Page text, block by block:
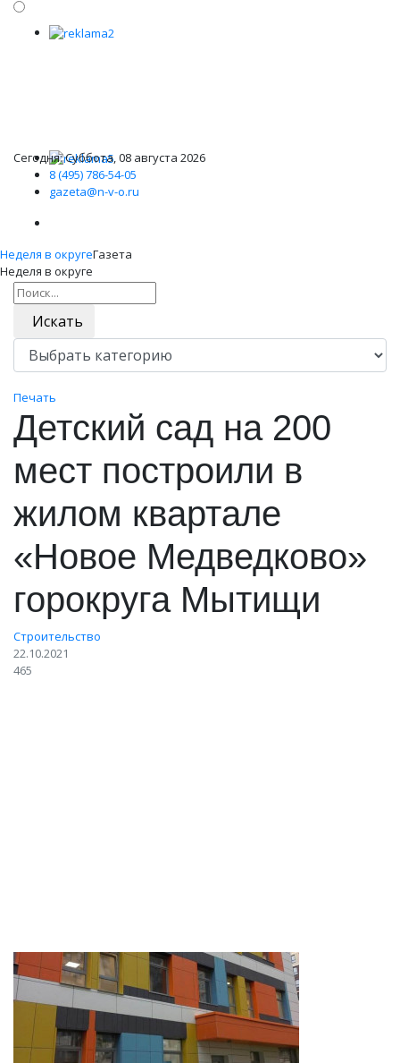
Сегодня: Суббота, 08 августа 2026
8 (495) 786-54-05
gazeta@n-v-o.ru
Неделя в округеГазета
Неделя в округе
Искать
Печать
Детский сад на 200
мест построили в
жилом квартале
«Новое Медведково»
горокруга Мытищи
Строительство
22.10.2021
465